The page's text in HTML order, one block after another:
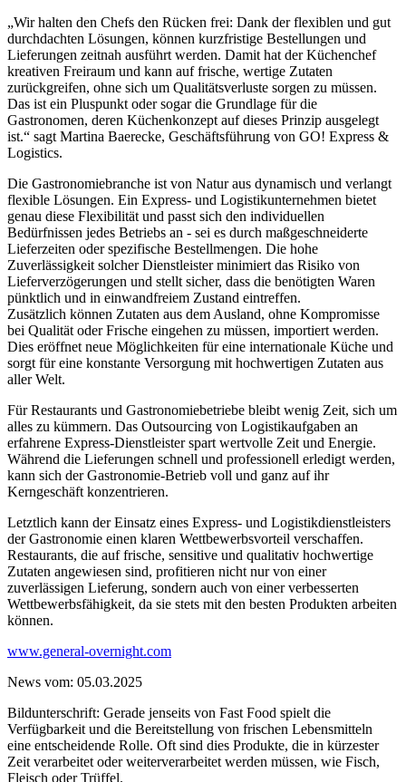
„Wir halten den Chefs den Rücken frei: Dank der flexiblen und gut
durchdachten Lösungen, können kurzfristige Bestellungen und
Lieferungen zeitnah ausführt werden. Damit hat der Küchenchef
kreativen Freiraum und kann auf frische, wertige Zutaten
zurückgreifen, ohne sich um Qualitätsverluste sorgen zu müssen.
Das ist ein Pluspunkt oder sogar die Grundlage für die
Gastronomen, deren Küchenkonzept auf dieses Prinzip ausgelegt
ist.“ sagt Martina Baerecke, Geschäftsführung von GO! Express &
Logistics.
Die Gastronomiebranche ist von Natur aus dynamisch und verlangt
flexible Lösungen. Ein Express- und Logistikunternehmen bietet
genau diese Flexibilität und passt sich den individuellen
Bedürfnissen jedes Betriebs an - sei es durch maßgeschneiderte
Lieferzeiten oder spezifische Bestellmengen. Die hohe
Zuverlässigkeit solcher Dienstleister minimiert das Risiko von
Lieferverzögerungen und stellt sicher, dass die benötigten Waren
pünktlich und in einwandfreiem Zustand eintreffen.
Zusätzlich können Zutaten aus dem Ausland, ohne Kompromisse
bei Qualität oder Frische eingehen zu müssen, importiert werden.
Dies eröffnet neue Möglichkeiten für eine internationale Küche und
sorgt für eine konstante Versorgung mit hochwertigen Zutaten aus
aller Welt.
Für Restaurants und Gastronomiebetriebe bleibt wenig Zeit, sich um
alles zu kümmern. Das Outsourcing von Logistikaufgaben an
erfahrene Express-Dienstleister spart wertvolle Zeit und Energie.
Während die Lieferungen schnell und professionell erledigt werden,
kann sich der Gastronomie-Betrieb voll und ganz auf ihr
Kerngeschäft konzentrieren.
Letztlich kann der Einsatz eines Express- und Logistikdienstleisters
der Gastronomie einen klaren Wettbewerbsvorteil verschaffen.
Restaurants, die auf frische, sensitive und qualitativ hochwertige
Zutaten angewiesen sind, profitieren nicht nur von einer
zuverlässigen Lieferung, sondern auch von einer verbesserten
Wettbewerbsfähigkeit, da sie stets mit den besten Produkten arbeiten
können.
www.general-overnight.com
News vom: 05.03.2025
Bildunterschrift: Gerade jenseits von Fast Food spielt die
Verfügbarkeit und die Bereitstellung von frischen Lebensmitteln
eine entscheidende Rolle. Oft sind dies Produkte, die in kürzester
Zeit verarbeitet oder weiterverarbeitet werden müssen, wie Fisch,
Fleisch oder Trüffel.